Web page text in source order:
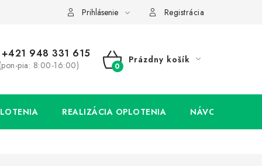
Prihlásenie Registrácia
+421 948 331 615
(pon-pia: 8:00-16:00)
NÁKUPNÝ
Prázdny košík
REALIZÁCIA OPLOTENIA NÁVODY